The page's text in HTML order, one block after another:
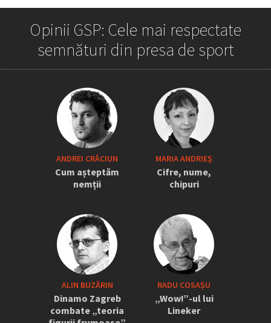
„Iordănescu a tras sforile să revină la
națională” » Pițurcă face dezvăluiri
tari: „Dacă știam că vine el...” +
Scena din avion: „Era transfigurat”
Opinii GSP: Cele mai respectate
semnături din presa de sport
ANDREI CRĂCIUN
Cum așteptăm
nemții
MARIA ANDRIEŞ
Cifre, nume,
chipuri
ALIN BUZĂRIN
Dinamo Zagreb
combate „teoria
RADU COSAȘU
„Wow!”-ul lui
Lineker